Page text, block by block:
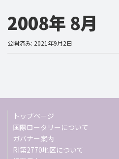
2008年 8月
公開済み: 2021年9月2日
トップページ
国際ロータリーについて
ガバナー案内
RI第2770地区について